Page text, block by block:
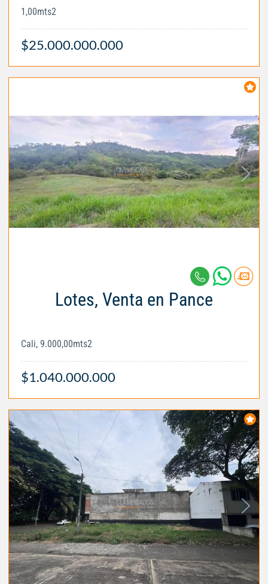
1,00mts2
$25.000.000.000
Lotes, Venta en Pance
Cali, 9.000,00mts2
$1.040.000.000